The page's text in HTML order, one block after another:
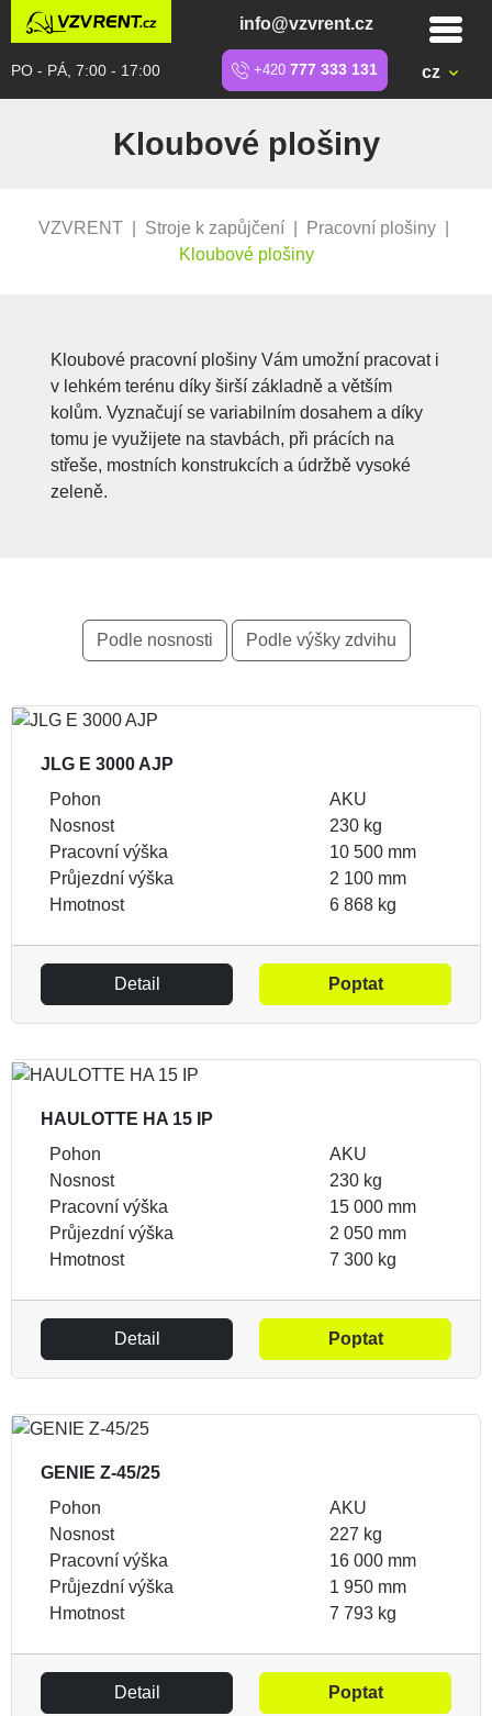
info@vzvrent.cz
PO - PÁ, 7:00 - 17:00 +420 777 333 131 cz
Kloubové plošiny
VZVRENT Stroje k zapůjčení Pracovní plošiny
Kloubové plošiny
Kloubové pracovní plošiny Vám umožní pracovat i
v lehkém terénu díky širší základně a větším
kolům. Vyznačují se variabilním dosahem a díky
tomu je využijete na stavbách, při prácích na
střeše, mostních konstrukcích a údržbě vysoké
zeleně.
Podle nosnosti Podle výšky zdvihu
JLG E 3000 AJP
Pohon
AKU
Nosnost
230 kg
Pracovní výška
10 500 mm
Průjezdní výška
2 100 mm
Hmotnost
6 868 kg
Detail Poptat
HAULOTTE HA 15 IP
Pohon
AKU
Nosnost
230 kg
Pracovní výška
15 000 mm
Průjezdní výška
2 050 mm
Hmotnost
7 300 kg
Detail Poptat
GENIE Z-45/25
Pohon
AKU
Nosnost
227 kg
Pracovní výška
16 000 mm
Průjezdní výška
1 950 mm
Hmotnost
7 793 kg
Detail Poptat